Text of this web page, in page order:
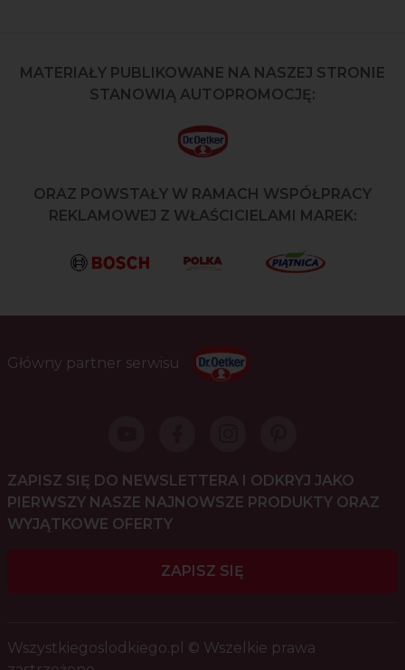
MATERIAŁY PUBLIKOWANE NA NASZEJ STRONIE
STANOWIĄ AUTOPROMOCJĘ:
ORAZ POWSTAŁY W RAMACH WSPÓŁPRACY
REKLAMOWEJ Z WŁAŚCICIELAMI MAREK:
Główny partner serwisu
ZAPISZ SIĘ DO NEWSLETTERA I ODKRYJ JAKO
PIERWSZY NASZE NAJNOWSZE PRODUKTY ORAZ
WYJĄTKOWE OFERTY
ZAPISZ SIĘ
Wszystkiegoslodkiego.pl © Wszelkie prawa